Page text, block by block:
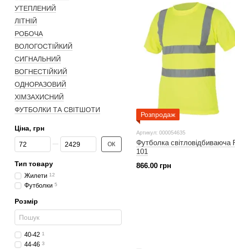
Розпродаж
Артикул: 000054635
Футболка світловідбиваюча
101
866.00 грн
УТЕПЛЕНИЙ
ЛІТНІЙ
РОБОЧА
ВОЛОГОСТІЙКИЙ
СИГНАЛЬНИЙ
ВОГНЕСТІЙКИЙ
ОДНОРАЗОВИЙ
ХІМЗАХИСНИЙ
ФУТБОЛКИ ТА СВІТШОТИ
Ціна, грн
Від Ціна, грн
До Ціна, грн ОК
Тип товару
Жилети 12
Футболки 5
Розмір
40-42 1
44-46 3